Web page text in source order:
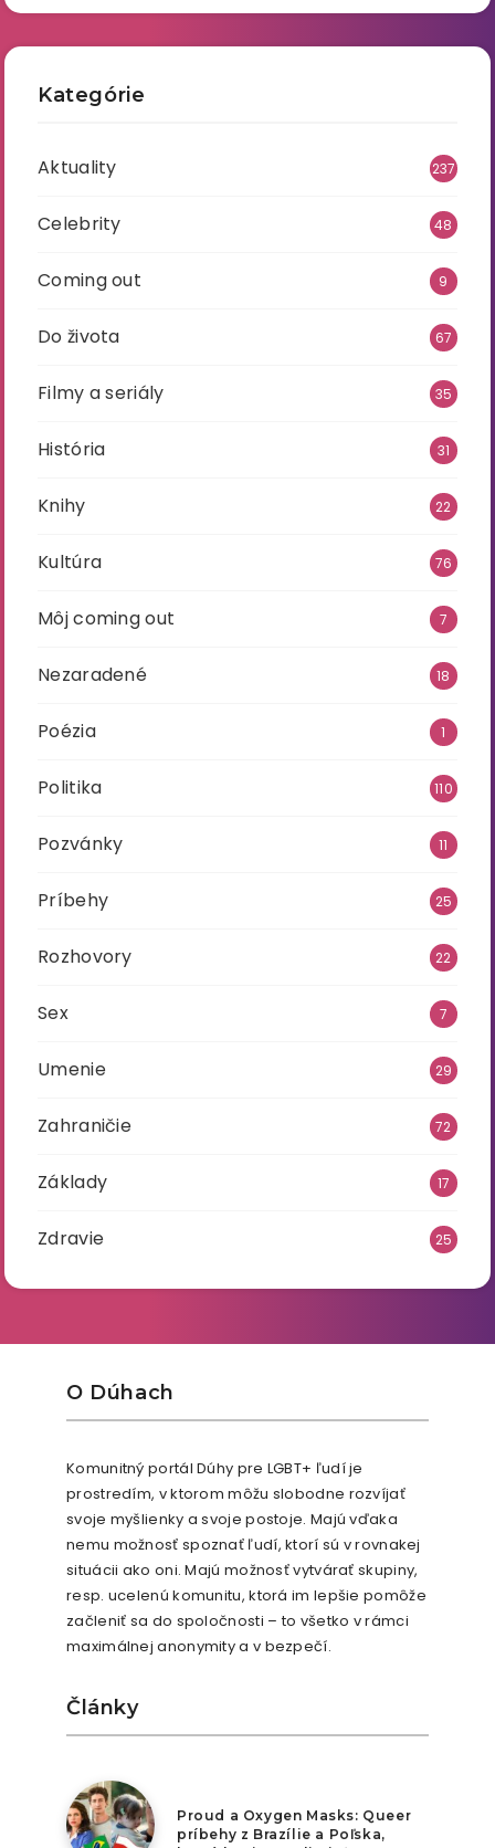
Kategórie
Aktuality 237
Celebrity 48
Coming out 9
Do života 67
Filmy a seriály 35
História 31
Knihy 22
Kultúra 76
Môj coming out 7
Nezaradené 18
Poézia 1
Politika 110
Pozvánky 11
Príbehy 25
Rozhovory 22
Sex 7
Umenie 29
Zahraničie 72
Základy 17
Zdravie 25
O Dúhach
Komunitný portál Dúhy pre LGBT+ ľudí je
prostredím, v ktorom môžu slobodne rozvíjať
svoje myšlienky a svoje postoje. Majú vďaka
nemu možnosť spoznať ľudí, ktorí sú v rovnakej
situácii ako oni. Majú možnosť vytvárať skupiny,
resp. ucelenú komunitu, ktorá im lepšie pomôže
začleniť sa do spoločnosti – to všetko v rámci
maximálnej anonymity a v bezpečí.
Články
Proud a Oxygen Masks: Queer
príbehy z Brazílie a Poľska,